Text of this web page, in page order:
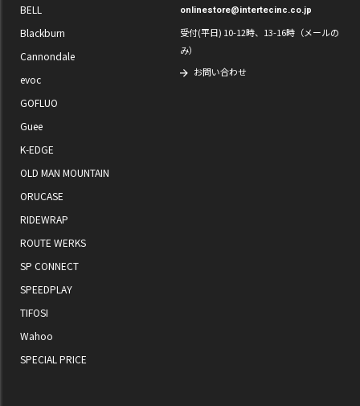
BELL
Blackburn
Cannondale
evoc
GOFLUO
Guee
K-EDGE
OLD MAN MOUNTAIN
ORUCASE
RIDEWRAP
ROUTE WERKS
SP CONNECT
SPEEDPLAY
TIFOSI
Wahoo
SPECIAL PRICE
onlinestore@intertecinc.co.jp
受付(平日) 10-12時、13-16時（メールの
み）
お問い合わせ